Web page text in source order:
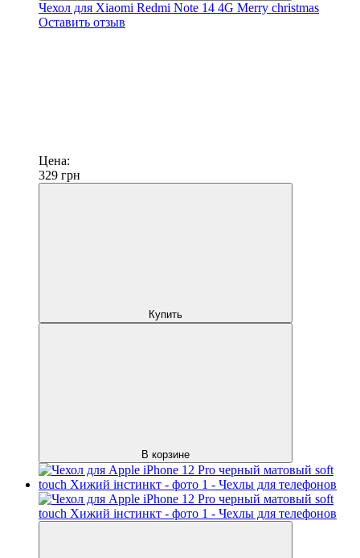
Чехол для Xiaomi Redmi Note 14 4G Merry christmas
Оставить отзыв
Цена:
329 грн
Купить
В корзине